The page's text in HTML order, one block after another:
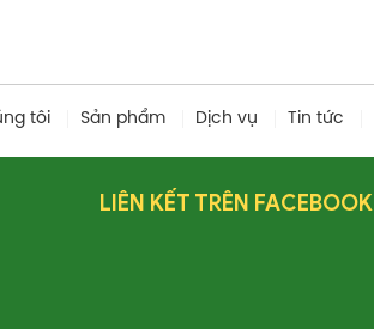
tôi Sản phẩm Dịch vụ Tin tức
LIÊN KẾT TRÊN FACEBOOK